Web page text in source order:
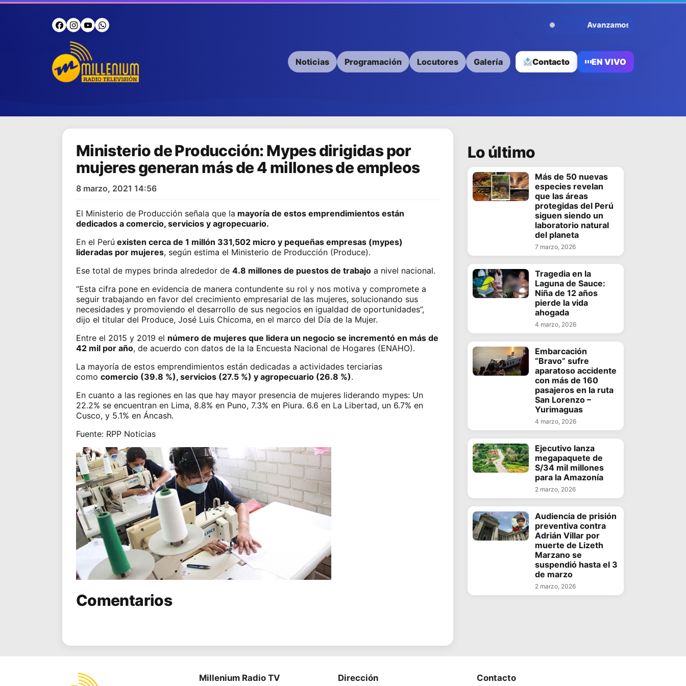
Avanzamos Contigo
Noticias Programación Locutores Galería Contacto EN VIVO
Ministerio de Producción: Mypes dirigidas por
mujeres generan más de 4 millones de empleos
8 marzo, 2021 14:56
El Ministerio de Producciónseñala que la mayoría de estos emprendimientos están
dedicados a comercio, servicios y agropecuario.
En el Perú existen cerca de 1 millón 331,502 micro y pequeñas empresas (mypes)
lideradas por mujeres, según estima el Ministerio de Producción (Produce).
Ese total de mypes brinda alrededor de 4.8 millones de puestos de trabajoa nivel nacional.
“Esta cifra pone en evidencia de manera contundente su rol y nos motiva y compromete a
seguir trabajando en favor del crecimiento empresarial de las mujeres, solucionando sus
necesidades y promoviendo el desarrollo de sus negocios en igualdad de oportunidades”,
dijo el titular del Produce, José Luis Chicoma, en el marco del Día de la Mujer.
Entre el 2015 y 2019 el número de mujeres que lidera un negocio se incrementó en más de
42 mil por año, de acuerdo con datos de la la Encuesta Nacional de Hogares (ENAHO).
La mayoría de estos emprendimientos están dedicadas a actividadesterciarias
como comercio (39.8 %), servicios (27.5 %) y agropecuario (26.8 %).
En cuanto a las regiones en las que hay mayor presencia de mujeres liderando mypes: Un
22.2% se encuentran en Lima, 8.8% en Puno, 7.3% en Piura. 6.6 en La Libertad, un 6.7% en
Cusco, y 5.1% en Áncash.
Fuente: RPP Noticias
Comentarios
Lo último
Más de 50 nuevas
especies revelan
que las áreas
protegidas del Perú
siguen siendo un
laboratorio natural
del planeta
7 marzo, 2026
Tragedia en la
Laguna de Sauce:
Niña de 12 años
pierde la vida
ahogada
4 marzo, 2026
Embarcación
“Bravo” sufre
aparatoso accidente
con más de 160
pasajeros en la ruta
San Lorenzo –
Yurimaguas
4 marzo, 2026
Ejecutivo lanza
megapaquete de
S/34 mil millones
para la Amazonía
2 marzo, 2026
Audiencia de prisión
preventiva contra
Adrián Villar por
muerte de Lizeth
Marzano se
suspendió hasta el 3
de marzo
2 marzo, 2026
Millenium Radio TV Dirección Contacto